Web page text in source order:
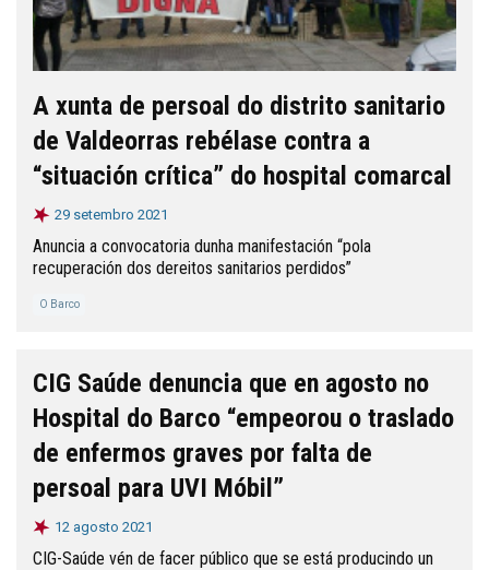
A xunta de persoal do distrito sanitario
de Valdeorras rebélase contra a
“situación crítica” do hospital comarcal
29 setembro 2021
Anuncia a convocatoria dunha manifestación “pola
recuperación dos dereitos sanitarios perdidos”
O Barco
CIG Saúde denuncia que en agosto no
Hospital do Barco “empeorou o traslado
de enfermos graves por falta de
persoal para UVI Móbil”
12 agosto 2021
CIG-Saúde vén de facer público que se está producindo un